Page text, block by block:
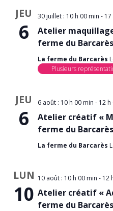
JEU
6
Atelier
ferme du
30 juillet : 10 h 00 min -
La ferme du Barcarès
Plusieurs
JEU
6
Atelier créatif «
ferme du
6 août : 10 h 00 min - 12 h
La ferme du Barcarès
LUN
10 Atelier créatif «
ferme du
10 août : 10 h 00 min - 12